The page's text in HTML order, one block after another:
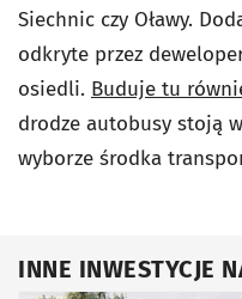
Siechnic czy Oławy.
odkryte przez
osiedli. Buduje tu
drodze autobusy stoją
wyborze środka
INNE INWESTYCJE